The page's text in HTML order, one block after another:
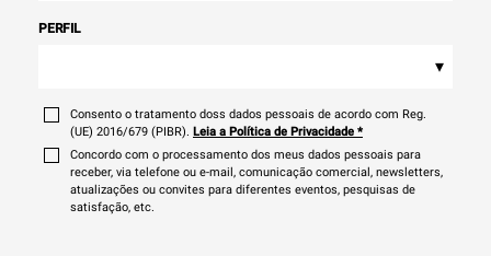
PERFIL
▾
Consento o tratamento doss dados pessoais de acordo com Reg.
(UE) 2016/679 (PIBR). Leia a Política de Privacidade *
Concordo com o processamento dos meus dados pessoais para
receber, via telefone ou e-mail, comunicação comercial, newsletters,
atualizações ou convites para diferentes eventos, pesquisas de
satisfação, etc.